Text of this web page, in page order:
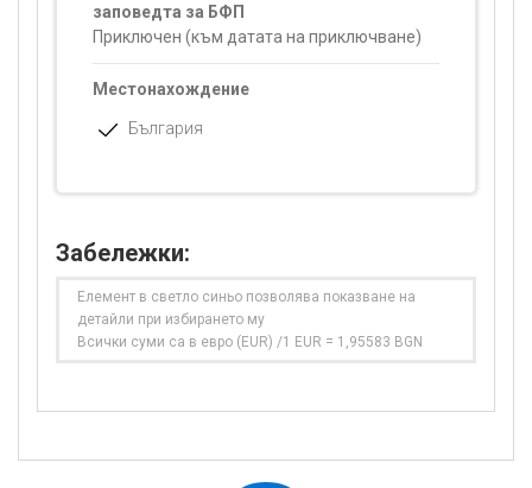
заповедта за БФП
Приключен (към датата на приключване)
Местонахождение
България
Забележки:
Елемент в светло синьо позволява показване на
детайли при избирането му
Всички суми са в евро (EUR) /1 EUR = 1,95583 BGN